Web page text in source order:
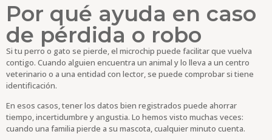
Por qué ayuda en caso
de pérdida o robo
Si tu perro o gato se pierde, el microchip puede facilitar que vuelva
contigo. Cuando alguien encuentra un animal y lo lleva a un centro
veterinario o a una entidad con lector, se puede comprobar si tiene
identificación.
En esos casos, tener los datos bien registrados puede ahorrar
tiempo, incertidumbre y angustia. Lo hemos visto muchas veces:
cuando una familia pierde a su mascota, cualquier minuto cuenta.